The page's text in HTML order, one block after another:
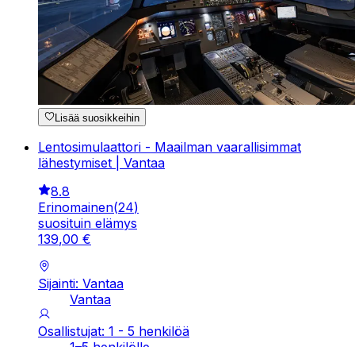
Lisää suosikkeihin
Lentosimulaattori - Maailman vaarallisimmat
lähestymiset | Vantaa
8.8
Erinomainen(24)
suosituin elämys
139,00 €
Sijainti: Vantaa
Vantaa
Osallistujat: 1 - 5 henkilöä